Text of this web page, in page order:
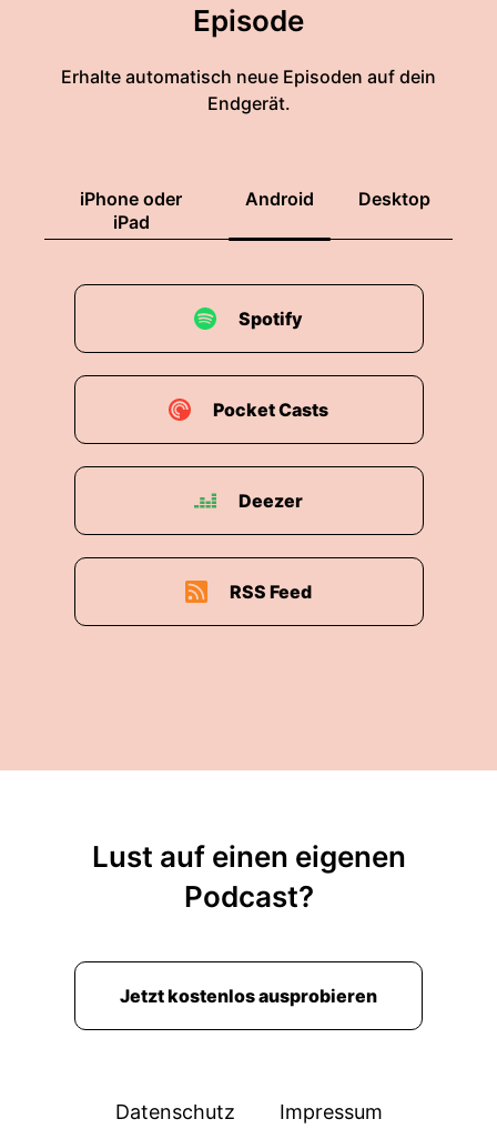
Episode
Erhalte automatisch neue Episoden auf dein
Endgerät.
iPhone oder
iPad
Android Desktop
Spotify
Pocket Casts
Deezer
RSS Feed
Lust auf einen eigenen
Podcast?
Jetzt kostenlos ausprobieren
Datenschutz Impressum